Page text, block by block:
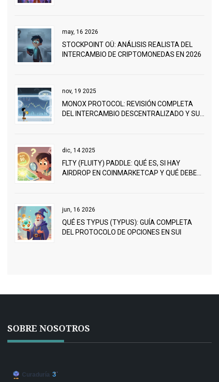
may, 16 2026
STOCKPOINT OÜ: ANÁLISIS REALISTA DEL
INTERCAMBIO DE CRIPTOMONEDAS EN 2026
nov, 19 2025
MONOX PROTOCOL: REVISIÓN COMPLETA
DEL INTERCAMBIO DESCENTRALIZADO Y SU
dic, 14 2025
FLTY (FLUITY) PADDLE: QUÉ ES, SI HAY
AIRDROP EN COINMARKETCAP Y QUÉ DEBES
jun, 16 2026
QUÉ ES TYPUS (TYPUS): GUÍA COMPLETA
DEL PROTOCOLO DE OPCIONES EN SUI
SOBRE NOSOTROS